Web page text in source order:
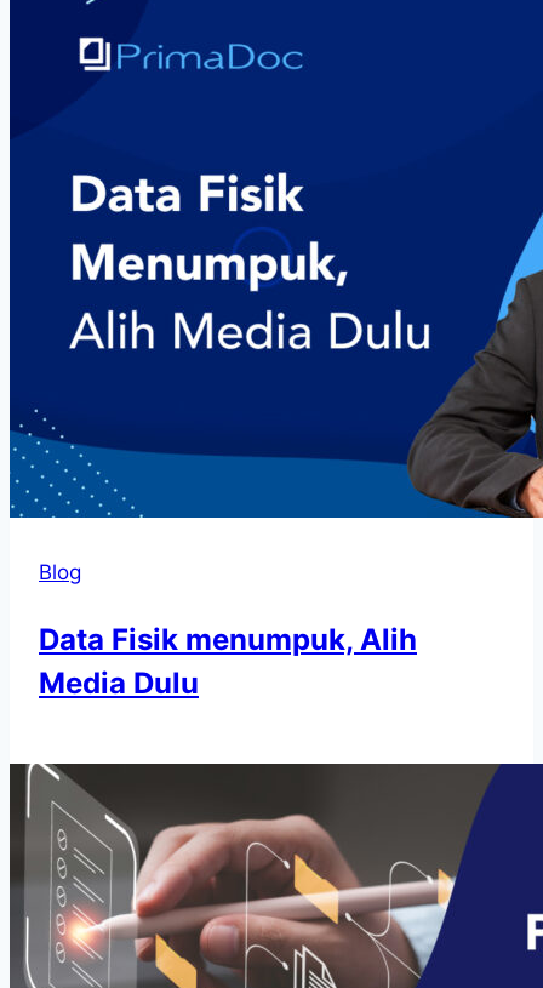
Blog
Data Fisik menumpuk, Alih
Media Dulu